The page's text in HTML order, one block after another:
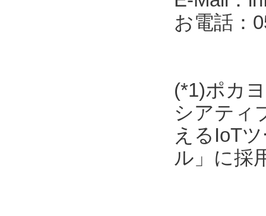
お電話：
(*1)ポカ
シアティ
えるIoT
ル」に採